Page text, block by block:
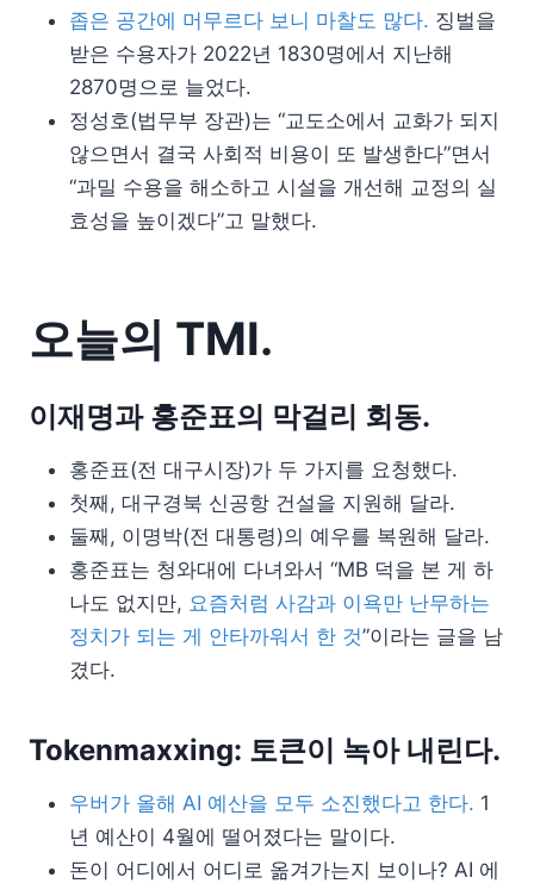
좁은 공간에 머무르다 보니 마찰도 많다. 징벌을
받은 수용자가 2022년 1830명에서 지난해
2870명으로 늘었다.
정성호(법무부 장관)는 “교도소에서 교화가 되지
않으면서 결국 사회적 비용이 또 발생한다”면서
“과밀 수용을 해소하고 시설을 개선해 교정의 실
효성을 높이겠다”고 말했다.
오늘의 TMI.
이재명과 홍준표의 막걸리 회동.
홍준표(전 대구시장)가 두 가지를 요청했다.
첫째, 대구경북 신공항 건설을 지원해 달라.
둘째, 이명박(전 대통령)의 예우를 복원해 달라.
홍준표는 청와대에 다녀와서 “MB 덕을 본 게 하
나도 없지만, 요즘처럼 사감과 이욕만 난무하는
정치가 되는 게 안타까워서 한 것”이라는 글을 남
겼다.
Tokenmaxxing: 토큰이 녹아 내린다.
우버가 올해 AI 예산을 모두 소진했다고 한다. 1
년 예산이 4월에 떨어졌다는 말이다.
돈이 어디에서 어디로 옮겨가는지 보이나? AI 에